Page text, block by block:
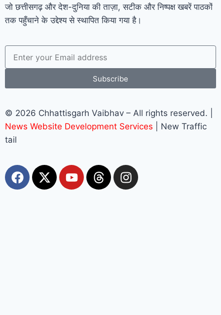
जो छत्तीसगढ़ और देश-दुनिया की ताज़ा, सटीक और निष्पक्ष खबरें पाठकों
तक पहुँचाने के उद्देश्य से स्थापित किया गया है।
Subscribe
© 2026 Chhattisgarh Vaibhav – All rights reserved. |
News Website Development Services | New Traffic
tail